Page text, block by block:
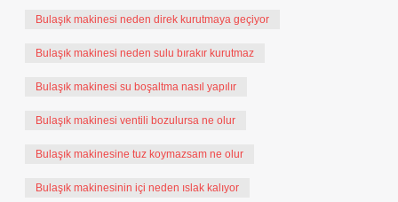
Bulaşık makinesi neden direk kurutmaya geçiyor
Bulaşık makinesi neden sulu bırakır kurutmaz
Bulaşık makinesi su boşaltma nasıl yapılır
Bulaşık makinesi ventili bozulursa ne olur
Bulaşık makinesine tuz koymazsam ne olur
Bulaşık makinesinin içi neden ıslak kalıyor